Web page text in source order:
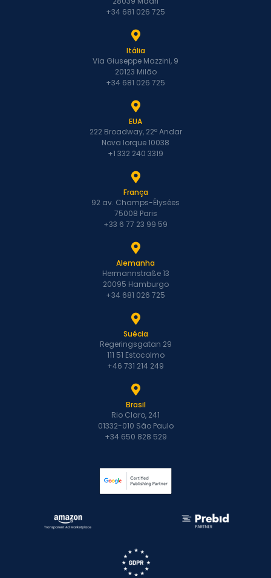
+34 681 026 725
Itália
Via Giuseppe Mazzini, 9
20123 Milão
+34 681 026 725
EUA
222 Broadway, 22º Andar
Nova Iorque 10038
+1 332 240 3319
França
92 av. Champs-Élysées
75008 Paris
+33 6 77 23 99 59
Alemanha
Hermannstraße 13
20095 Hamburgo
+34 681 026 725
Suécia
Regeringsgatan 29
111 51 Estocolmo
+46 731 214 249
Brasil
Rio Claro, 241
01332-010 São Paulo
+34 650 828 529